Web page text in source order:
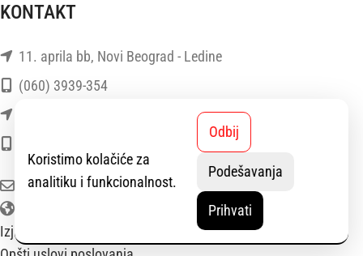
KONTAKT
11. aprila bb, Novi Beograd - Ledine
(060) 3939-354
E-mail: info@stadlerform.rs
Izjava o odricanju od odgovornosti
Koristimo kolačiće za
analitiku i funkcionalnost.
Odbij
Podešavanja
Prihvati